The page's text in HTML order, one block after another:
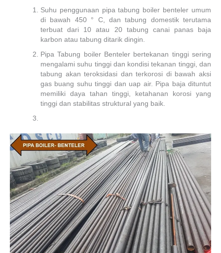
Suhu penggunaan pipa tabung boiler benteler umum
di bawah 450 ° C, dan tabung domestik terutama
terbuat dari 10 atau 20 tabung canai panas baja
karbon atau tabung ditarik dingin.
Pipa Tabung boiler Benteler bertekanan tinggi sering
mengalami suhu tinggi dan kondisi tekanan tinggi, dan
tabung akan teroksidasi dan terkorosi di bawah aksi
gas buang suhu tinggi dan uap air. Pipa baja dituntut
memiliki daya tahan tinggi, ketahanan korosi yang
tinggi dan stabilitas struktural yang baik.